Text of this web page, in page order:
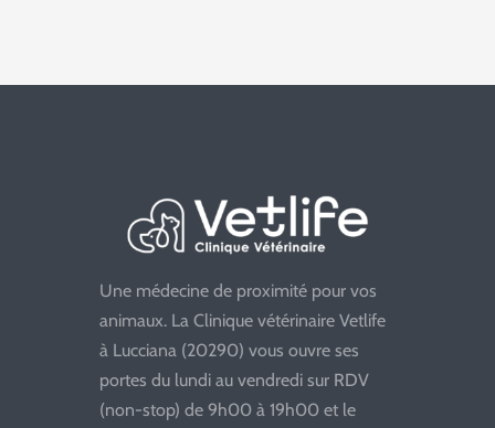
Une médecine de proximité pour vos
animaux. La Clinique vétérinaire Vetlife
à Lucciana (20290) vous ouvre ses
portes du lundi au vendredi sur RDV
(non-stop) de 9h00 à 19h00 et le